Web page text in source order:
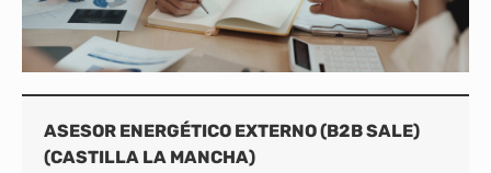
ASESOR ENERGÉTICO EXTERNO (B2B SALE)
(CASTILLA LA MANCHA)